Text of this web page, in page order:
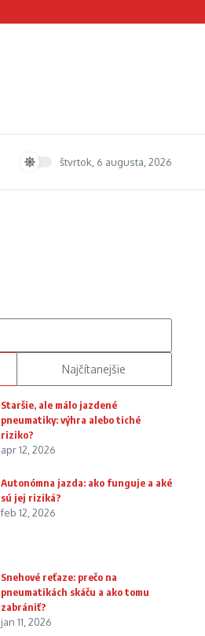
štvrtok, 6 augusta, 2026
Najčítanejšie
Staršie, ale málo jazdené
pneumatiky: výhra alebo tiché
riziko?
apr 12, 2026
Autonómna jazda: ako funguje a aké
sú jej riziká?
feb 12, 2026
Snehové reťaze: prečo na
pneumatikách skáču a ako tomu
zabrániť?
jan 11, 2026